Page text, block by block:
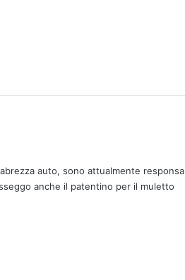
auto, sono attualmente
anche il patentino per il muletto